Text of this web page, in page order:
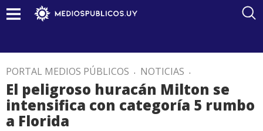
PORTAL MEDIOS PÚBLICOS . NOTICIAS .
El peligroso huracán Milton se
intensifica con categoría 5 rumbo
a Florida